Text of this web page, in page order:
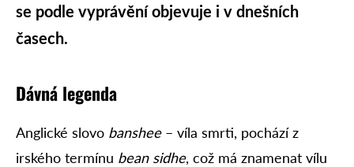
se podle vyprávění objevuje i v dnešních
časech.
Dávná legenda
Anglické slovo banshee– víla smrti, pochází z
irského termínu bean sidhe, což má znamenat vílu